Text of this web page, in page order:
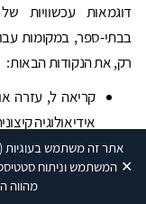
אתר זה משתמש בעוגיות
המשתמש וניתוח
מהווה
✕
דוגמאות עכשוויות
בבתי-ספר, במקומות
רק, את הנקודות הבאות:
קריאה ל, עזרה
אידיאולוגיה
העלאת
עושות להם